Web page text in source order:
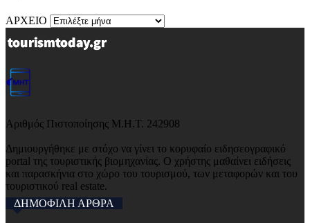
ΑΡΧΕΙΟ
Αριθμός Πιστοποίησης Μ.Η.Τ. 242908
Δημιουργήθηκε με στόχο να γίνει το κορυφαίο ειδησεογραφικό
portal της τουριστικής βιομηχανίας. Ο χρήστης μαθαίνει ειδήσεις
και παρασκήνια στο χώρο του τουρισμού, των μεταφορών και του
τουριστικού real estate.
ΔΗΜΟΦΙΛΗ ΑΡΘΡΑ